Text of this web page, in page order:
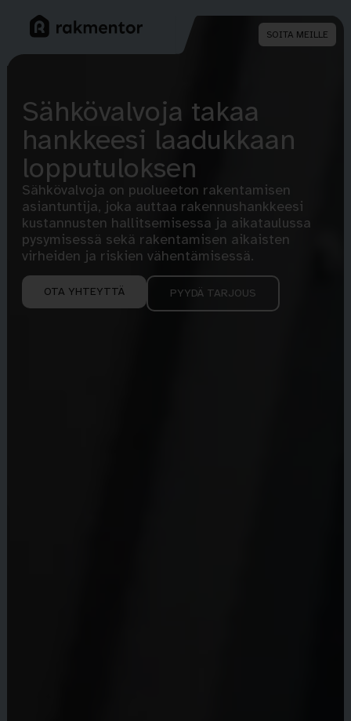
SOITA MEILLE
Sähkövalvoja takaa
hankkeesi laadukkaan
lopputuloksen
Sähkövalvoja on puolueeton rakentamisen
asiantuntija, joka auttaa rakennushankkeesi
kustannusten hallitsemisessa ja aikataulussa
pysymisessä sekä rakentamisen aikaisten
virheiden ja riskien vähentämisessä.
OTA YHTEYTTÄ PYYDÄ TARJOUS